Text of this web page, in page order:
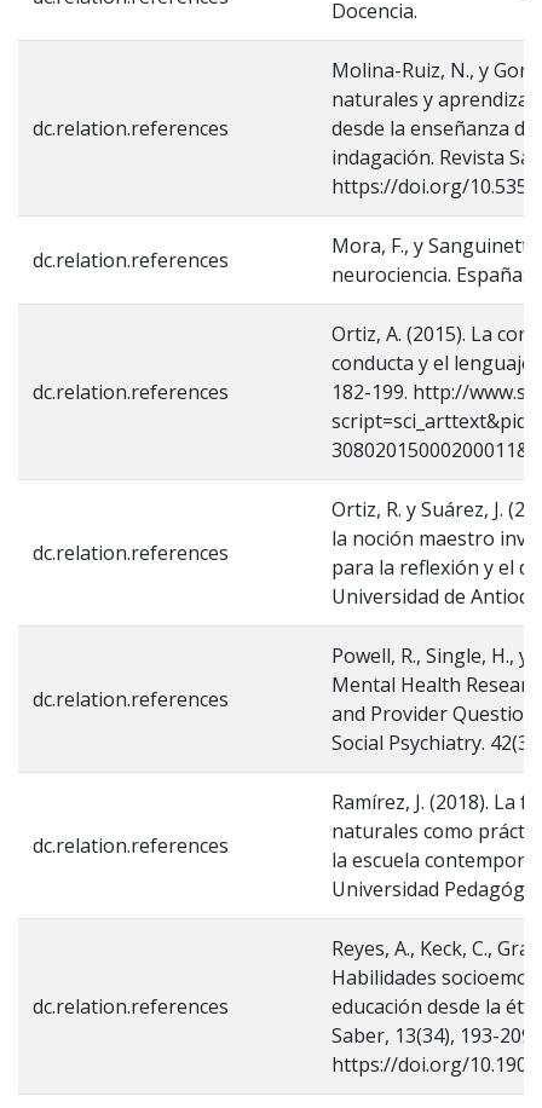
Docencia.
dc.relation.references
Molina-Ruiz, N., y
naturales y
desde la enseñanza
indagación. Revista
https://doi.org/
dc.relation.references
Mora, F., y
neurociencia. España:
dc.relation.references
Ortiz, A. (2015). La
conducta y el lenguaje
182-199. http://
dc.relation.references
Ortiz, R. y Suárez, J.
la noción maestro
para la reflexión y el
Universidad de
dc.relation.references
Powell, R., Single, H., y
Mental Health
and Provider
Social Psychiatry.
dc.relation.references
Ramírez, J. (2018). La
naturales como
la escuela
Universidad
dc.relation.references
Reyes, A., Keck, C.,
Habilidades
educación desde la
Saber, 13(34), 193-209.
https://doi.org/